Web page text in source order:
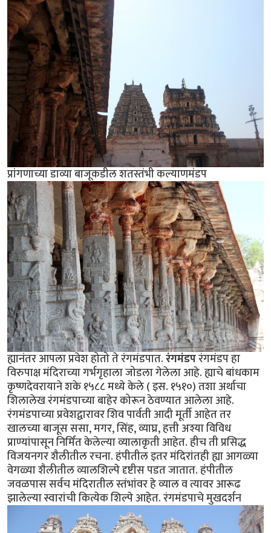
प्रांगणाच्या डाव्या बाजूकडील शतस्तंभी कल्याणमंडप
ह्यानंतर आपला प्रवेश होतो ते रंगमंडपात.रंगमंडपरंगमंडप हा
विरुपाक्ष मंदिराच्या गर्भगृहाला जोडला गेलेला आहे. ह्याचे बांधकाम
कृष्णदेवरायाने शके १५८८ मध्ये केले ( इस. १५१०) तशा अर्थाचा
शिलालेख रंगमंडपाच्या बाहेर कोरून ठेवण्यात आलेला आहे.
रंगमंडपाच्या प्रवेशद्वारावर शिव पार्वती आदी मूर्ती आहेत तर
खालच्या बाजूस ससा, मगर, सिंह, व्याघ्र, हत्ती अश्या विविध
प्राण्यांपासून निर्मित केलेल्या व्यालाकृती आहेत. हीच ती प्रसिद्ध
विजयनगर शैलीतील रचना. हंपीतील इतर मंदिरांतही ह्या आगळ्या
वेगळ्या शैलीतील व्यालशिल्पे दृष्टीस पडत जातात. हंपीतील
जवळपास सर्वच मंदिरातील स्तंभांवर हे व्याल व त्यावर आरूढ
झालेल्या स्वारांची कित्येक शिल्पे आहेत. रंगमंडपाचे मुखदर्शन